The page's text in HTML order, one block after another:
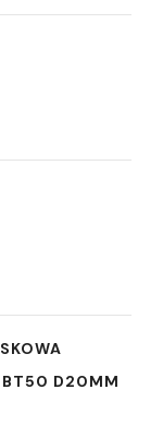
BT50 D20MM